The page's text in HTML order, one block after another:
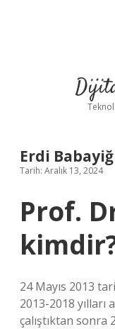
Erdi
Tarih: Aralık 13, 2024
Prof.
24 Mayıs 2013
2013-2018
çalıştıktan sonra